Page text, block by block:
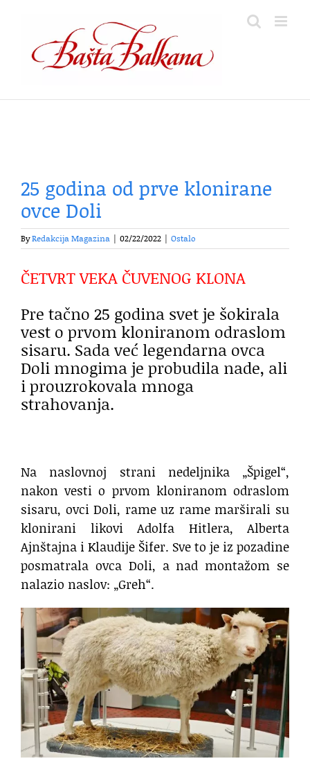
content
25 godina od prve klonirane
ovce Doli
ByRedakcija Magazina 02/22/2022 Ostalo
ČETVRT VEKA ČUVENOG KLONA
Pre tačno 25 godina svet je šokirala
vest o prvom kloniranom odraslom
sisaru. Sada već legendarna ovca
Doli mnogima je probudila nade, ali
i prouzrokovala mnoga
strahovanja.
Na naslovnoj strani nedeljnika „Špigel“,
nakon vesti o prvom kloniranom odraslom
sisaru, ovci Doli, rame uz rame marširali su
klonirani likovi Adolfa Hitlera, Alberta
Ajnštajna i Klaudije Šifer. Sve to je iz pozadine
posmatrala ovca Doli, a nad montažom se
nalazio naslov: „Greh“.